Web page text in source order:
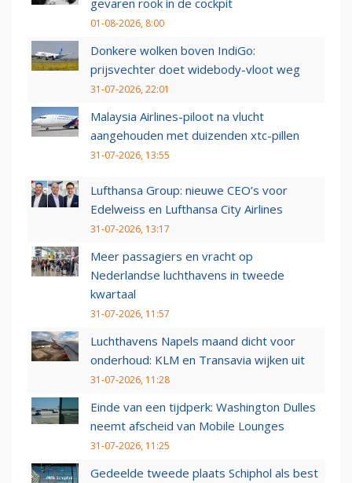
gevaren rook in de cockpit
01-08-2026, 8:00
Donkere wolken boven IndiGo:
prijsvechter doet widebody-vloot weg
31-07-2026, 22:01
Malaysia Airlines-piloot na vlucht
aangehouden met duizenden xtc-pillen
31-07-2026, 13:55
Lufthansa Group: nieuwe CEO’s voor
Edelweiss en Lufthansa City Airlines
31-07-2026, 13:17
Meer passagiers en vracht op
Nederlandse luchthavens in tweede
kwartaal
31-07-2026, 11:57
Luchthavens Napels maand dicht voor
onderhoud: KLM en Transavia wijken uit
31-07-2026, 11:28
Einde van een tijdperk: Washington Dulles
neemt afscheid van Mobile Lounges
31-07-2026, 11:25
Gedeelde tweede plaats Schiphol als best